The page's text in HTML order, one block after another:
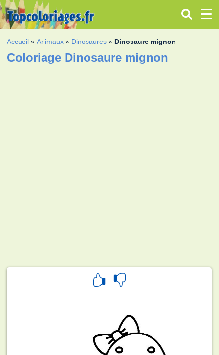
Accueil »Animaux » Dinosaures » Dinosaure mignon
Coloriage Dinosaure mignon